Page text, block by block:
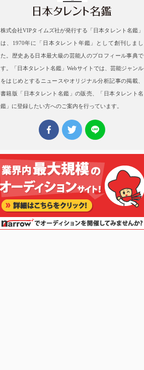
株式会社VIPタイムズ社が発行する「日本タレント名鑑」
は、1970年に「日本タレント年鑑」として創刊しまし
た。歴史ある日本最大級の芸能人のプロフィール事典で
す。「日本タレント名鑑」Webサイトでは、芸能ジャンル
をはじめとするニュースやオリジナル分析記事の掲載、
書籍版「日本タレント名鑑」の販売、「日本タレント名
鑑」に登録したい方へのご案内を行っています。